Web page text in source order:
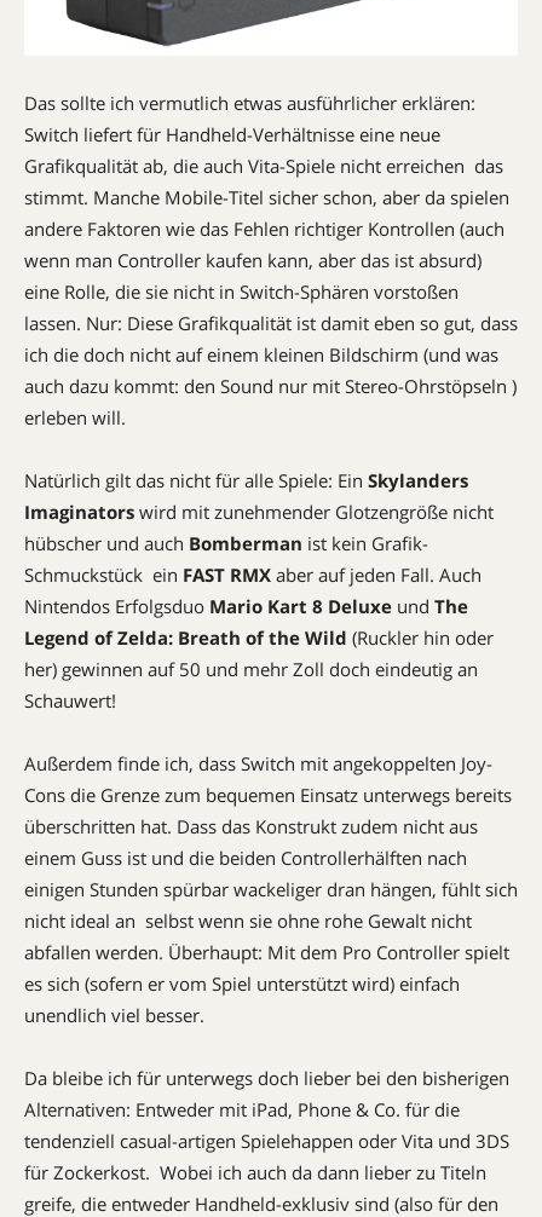
Das sollte ich vermutlich etwas ausführlicher erklären:
Switch liefert für Handheld-Verhältnisse eine neue
Grafikqualität ab, die auch Vita-Spiele nicht erreichen  das
stimmt. Manche Mobile-Titel sicher schon, aber da spielen
andere Faktoren wie das Fehlen richtiger Kontrollen (auch
wenn man Controller kaufen kann, aber das ist absurd)
eine Rolle, die sie nicht in Switch-Sphären vorstoßen
lassen. Nur: Diese Grafikqualität ist damit eben so gut, dass
ich die doch nicht auf einem kleinen Bildschirm (und was
auch dazu kommt: den Sound nur mit Stereo-Ohrstöpseln )
erleben will.
Natürlich gilt das nicht für alle Spiele: Ein Skylanders
Imaginators wird mit zunehmender Glotzengröße nicht
hübscher und auch Bomberman ist kein Grafik-
Schmuckstück  ein FAST RMX aber auf jeden Fall. Auch
Nintendos Erfolgsduo Mario Kart 8 Deluxe und The
Legend of Zelda: Breath of the Wild (Ruckler hin oder
her) gewinnen auf 50 und mehr Zoll doch eindeutig an
Schauwert!
Außerdem finde ich, dass Switch mit angekoppelten Joy-
Cons die Grenze zum bequemen Einsatz unterwegs bereits
überschritten hat. Dass das Konstrukt zudem nicht aus
einem Guss ist und die beiden Controllerhälften nach
einigen Stunden spürbar wackeliger dran hängen, fühlt sich
nicht ideal an  selbst wenn sie ohne rohe Gewalt nicht
abfallen werden. Überhaupt: Mit dem Pro Controller spielt
es sich (sofern er vom Spiel unterstützt wird) einfach
unendlich viel besser.
Da bleibe ich für unterwegs doch lieber bei den bisherigen
Alternativen: Entweder mit iPad, Phone & Co. für die
tendenziell casual-artigen Spielehappen oder Vita und 3DS
für Zockerkost. Wobei ich auch da dann lieber zu Titeln
greife, die entweder Handheld-exklusiv sind (also für den